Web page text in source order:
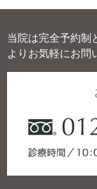
当院は完全予約制
よりお気軽にお問